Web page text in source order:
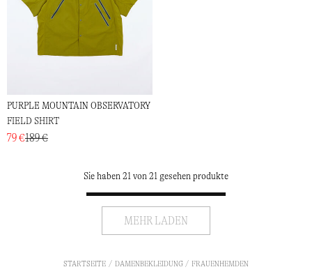
PURPLE MOUNTAIN OBSERVATORY
FIELD SHIRT
79 €189 €
Sie haben 21 von 21 gesehen produkte
MEHR LADEN
STARTSEITE DAMENBEKLEIDUNG FRAUENHEMDEN